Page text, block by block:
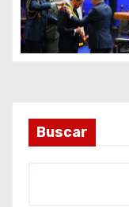
t
r
d
a
Buscar